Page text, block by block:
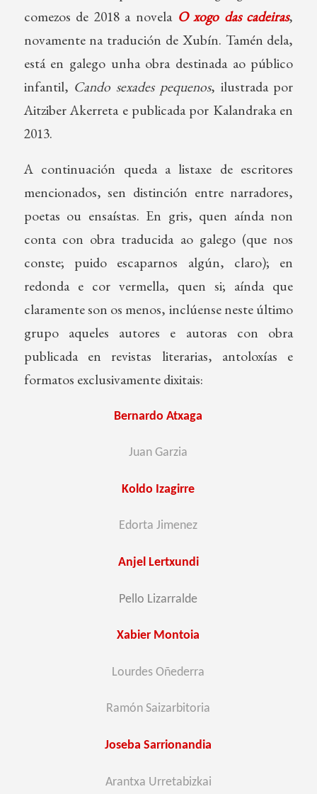
comezos de 2018 a novela O xogo das cadeiras,
novamente na tradución de Xubín. Tamén dela,
está en galego unha obra destinada ao público
infantil, Cando sexades pequenos, ilustrada por
Aitziber Akerreta e publicada por Kalandraka en
2013.
A continuación queda a listaxe de escritores
mencionados, sen distinción entre narradores,
poetas ou ensaístas. En gris, quen aínda non
conta con obra traducida ao galego (que nos
conste; puido escaparnos algún, claro); en
redonda e cor vermella, quen si; aínda que
claramente son os menos, inclúense neste último
grupo aqueles autores e autoras con obra
publicada en revistas literarias, antoloxías e
formatos exclusivamente dixitais:
Bernardo Atxaga
Juan Garzia
Koldo Izagirre
Edorta Jimenez
Anjel Lertxundi
Pello Lizarralde
Xabier Montoia
Lourdes Oñederra
Ramón Saizarbitoria
Joseba Sarrionandia
Arantxa Urretabizkai